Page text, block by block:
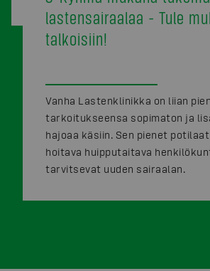
lastensairaalaa - Tule
talkoisiin!
Vanha Lastenklinikka on liian
tarkoitukseensa sopimaton ja
hajoaa käsiin. Sen pienet
hoitava huipputaitava
tarvitsevat uuden sairaalan.